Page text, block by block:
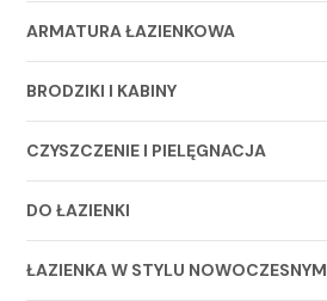
ARMATURA ŁAZIENKOWA
BRODZIKI I KABINY
CZYSZCZENIE I PIELĘGNACJA
DO ŁAZIENKI
ŁAZIENKA W STYLU NOWOCZESNYM